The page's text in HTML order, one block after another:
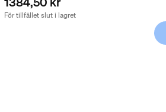
För tillfället slut i lagret